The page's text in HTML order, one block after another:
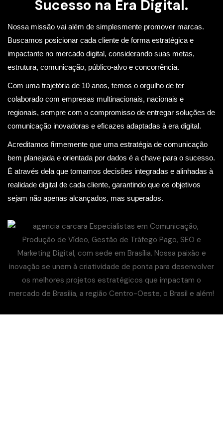
Sucesso na Era Digital.
Nossa missão vai além de simplesmente promover marcas.
Buscamos posicionar cada cliente de forma estratégica e
impactante no mercado digital, considerando suas metas,
estrutura, comunicação, público-alvo e concorrência.
Com uma trajetória de 10 anos, temos o orgulho de ter
colaborado com empresas multinacionais, nacionais e
regionais, sempre com o compromisso de entregar soluções de
comunicação inovadoras e eficazes adaptadas à era digital.
Acreditamos firmemente que uma estratégia de comunicação
bem planejada e orientada por dados é a chave para o sucesso.
É através dela que tomamos decisões integradas e alinhadas à
realidade digital de cada cliente, garantindo que os objetivos
sejam não apenas alcançados, mas superados.